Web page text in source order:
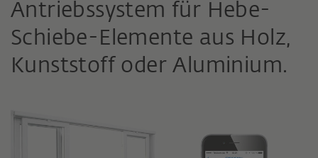
Antriebssystem für Hebe-
Schiebe-Elemente aus Holz,
Kunststoff oder Aluminium.